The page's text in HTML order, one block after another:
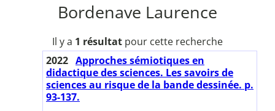
Bordenave Laurence
Il y a 1 résultat pour cette recherche
2022 Approches sémiotiques en
didactique des sciences. Les savoirs de
sciences au risque de la bande dessinée. p.
93-137.